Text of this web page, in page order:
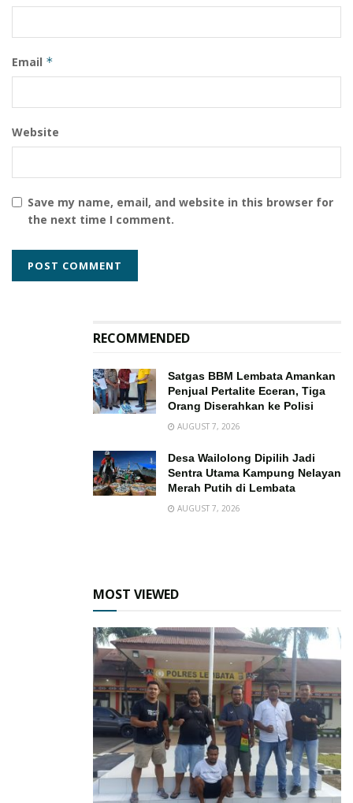
Email *
Website
Save my name, email, and website in this browser for
the next time I comment.
RECOMMENDED
Satgas BBM Lembata Amankan
Penjual Pertalite Eceran, Tiga
Orang Diserahkan ke Polisi
AUGUST 7, 2026
Desa Wailolong Dipilih Jadi
Sentra Utama Kampung Nelayan
Merah Putih di Lembata
AUGUST 7, 2026
MOST VIEWED